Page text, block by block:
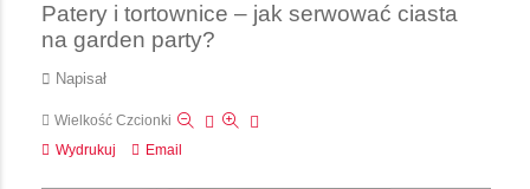
Patery i tortownice – jak serwować ciasta
na garden party?
Napisał
Wielkość Czcionki
Wydrukuj
Email